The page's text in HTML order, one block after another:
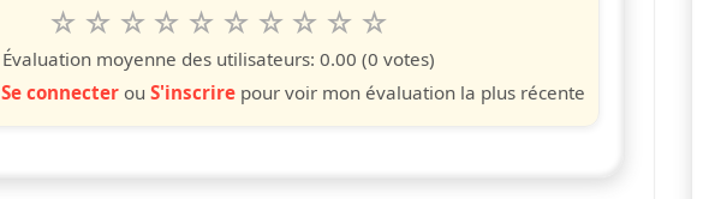
Valuta questo spettacolo da 1 a 10 étoiles
10
étoiles
9
étoiles
8
étoiles
7
étoiles
6
étoiles
5
étoiles
4
étoiles
3
étoiles
2
étoiles
étoile
Évaluation moyenne des utilisateurs: 0.00 (0 votes)
Se connecterou S'inscrirepour voir mon évaluation la plus récente